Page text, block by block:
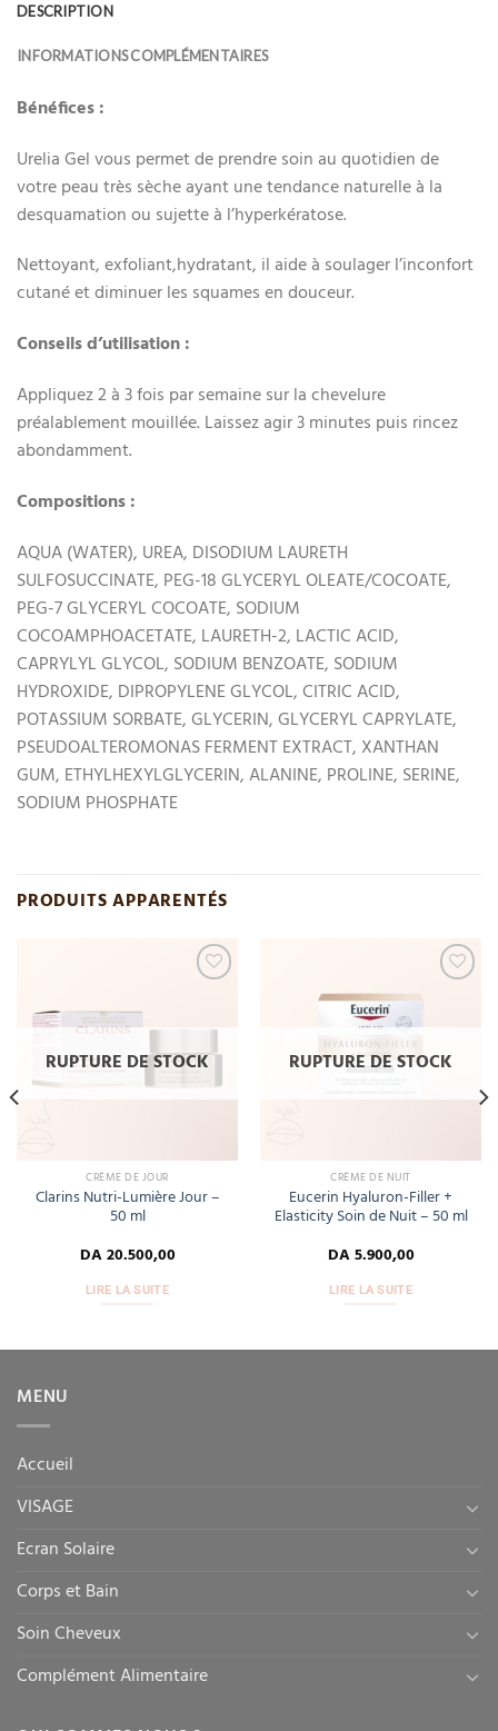
DESCRIPTION
INFORMATIONS COMPLÉMENTAIRES
Bénéfices :
Urelia Gel vous permet de prendre soin au quotidien de
votre peau très sèche ayant une tendance naturelle à la
desquamation ou sujette à l’hyperkératose.
Nettoyant, exfoliant,hydratant, il aide à soulager l’inconfort
cutané et diminuer les squames en douceur.
Conseils d’utilisation :
Appliquez 2 à 3 fois par semaine sur la chevelure
préalablement mouillée. Laissez agir 3 minutes puis rincez
abondamment.
Compositions :
AQUA (WATER), UREA, DISODIUM LAURETH
SULFOSUCCINATE, PEG-18 GLYCERYL OLEATE/COCOATE,
PEG-7 GLYCERYL COCOATE, SODIUM
COCOAMPHOACETATE, LAURETH-2, LACTIC ACID,
CAPRYLYL GLYCOL, SODIUM BENZOATE, SODIUM
HYDROXIDE, DIPROPYLENE GLYCOL, CITRIC ACID,
POTASSIUM SORBATE, GLYCERIN, GLYCERYL CAPRYLATE,
PSEUDOALTEROMONAS FERMENT EXTRACT, XANTHAN
GUM, ETHYLHEXYLGLYCERIN, ALANINE, PROLINE, SERINE,
SODIUM PHOSPHATE
PRODUITS APPARENTÉS
wishlist
RUPTURE DE STOCK
CRÈME DE JOUR
Clarins Nutri-Lumière Jour –
50 ml
DA20.500,00
LIRE LA SUITE
RUPTURE DE STOCK
CRÈME DE NUIT
Eucerin Hyaluron-Filler +
Elasticity Soin de Nuit – 50 ml
DA5.900,00
LIRE LA SUITE
MENU
Accueil
VISAGE
Ecran Solaire
Corps et Bain
Soin Cheveux
Complément Alimentaire